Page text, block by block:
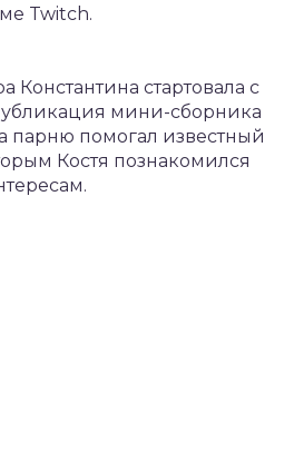
Twitch.
Константина стартовала с
мини-сборника
парню помогал известный
Костя познакомился